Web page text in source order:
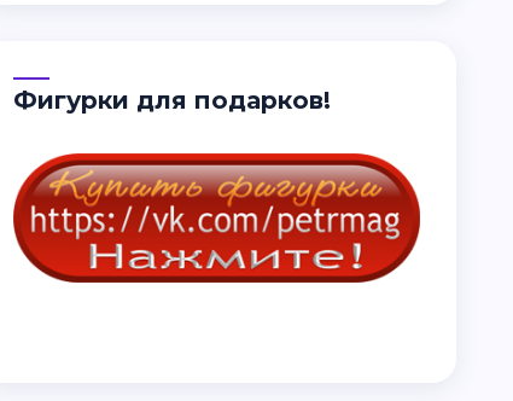
Фигурки для подарков!